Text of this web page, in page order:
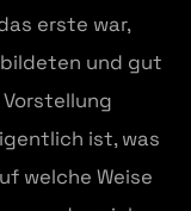
erste war,
und gut
ist, was
welche Weise